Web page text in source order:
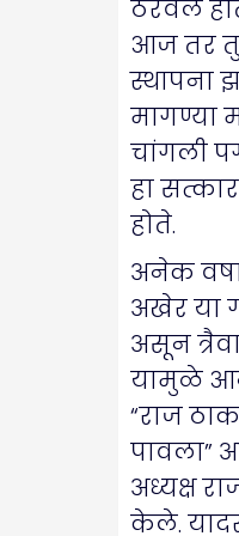
ठरवले
आज तर
स्थापना
मागण्या
चांगली
हा
होते.
अनेक
अखेर या
असून
यामुळे
“राज
पावला”
अध्यक्ष
केले.